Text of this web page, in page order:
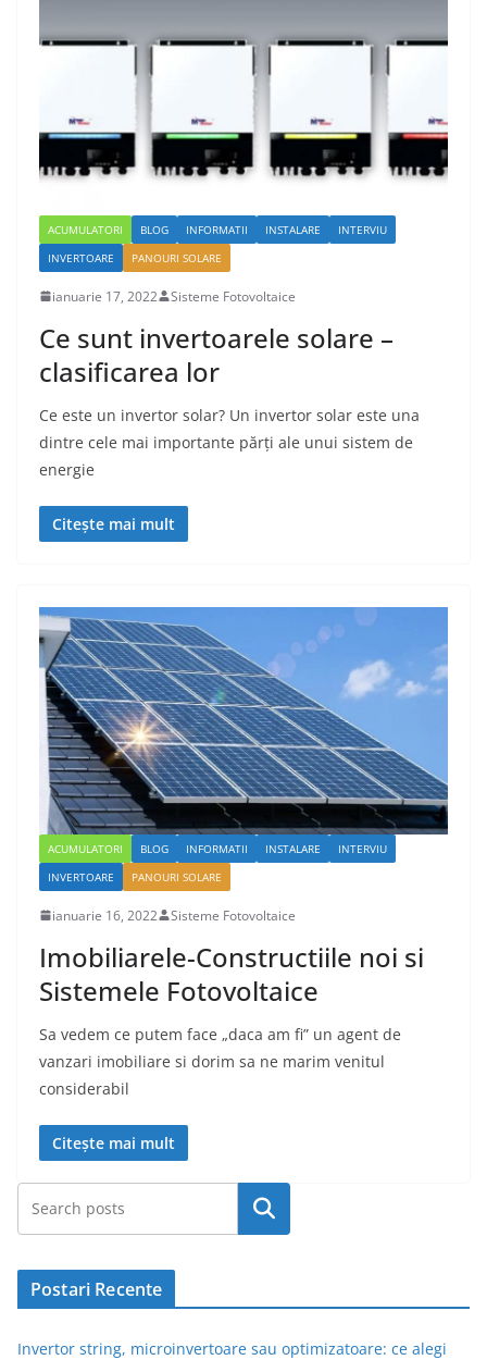
ACUMULATORI BLOG INFORMATII INSTALARE
INTERVIU
INVERTOARE
PANOURI SOLARE
ianuarie 17, 2022 Sisteme Fotovoltaice
Ce sunt invertoarele solare –
clasificarea lor
Ce este un invertor solar? Un invertor solar este una
dintre cele mai importante părți ale unui sistem de
energie
Citește mai mult
ACUMULATORI BLOG INFORMATII INSTALARE
INTERVIU
INVERTOARE
PANOURI SOLARE
ianuarie 16, 2022 Sisteme Fotovoltaice
Imobiliarele-Constructiile noi si
Sistemele Fotovoltaice
Sa vedem ce putem face „daca am fi” un agent de
vanzari imobiliare si dorim sa ne marim venitul
considerabil
Citește mai mult
Caută
Postari Recente
Invertor string, microinvertoare sau optimizatoare: ce alegi